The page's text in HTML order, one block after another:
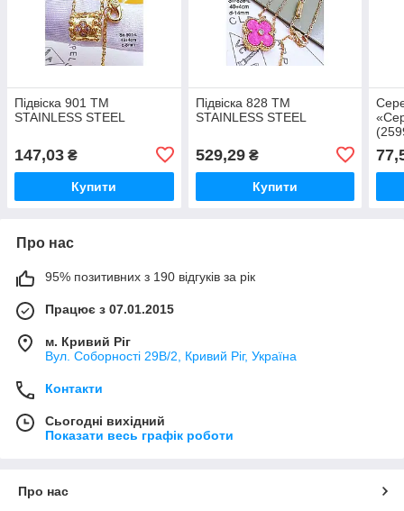
Пiдвiска 901 ТМ
STAINLESS STEEL
147,03 ₴
Купити
Пiдвiска 828 ТМ
STAINLESS STEEL
529,29₴
Купити
Про нас
95% позитивних з 190 відгуків за рік
Працює з 07.01.2015
м. Кривий Ріг
Вул. Соборності 29В/2, Кривий Ріг, Україна
Контакти
Сьогодні вихідний
Показати весь графік роботи
Про нас